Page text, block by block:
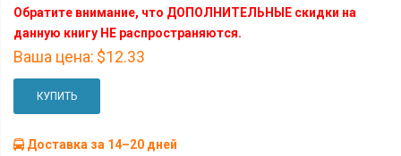
Обратите внимание, что ДОПОЛНИТЕЛЬНЫЕ скидки на
данную книгу НЕ распространяются.
Ваша цена: $12.33
КУПИТЬ
Доставка за 14–20 дней